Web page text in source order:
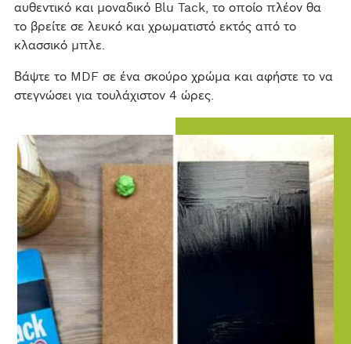
αυθεντικό και μοναδικό Blu Tack, το οποίο πλέον θα
το βρείτε σε λευκό και χρωματιστό εκτός από το
κλασσικό μπλε.
Βάψτε το MDF σε ένα σκούρο χρώμα και αφήστε το να
στεγνώσει για τουλάχιστον 4 ώρες.